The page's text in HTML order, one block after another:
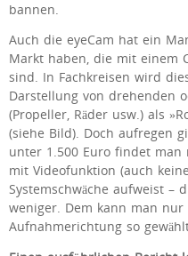
bannen.
Auch die eyeCam hat ein
Markt haben, die mit einem
sind. In Fachkreisen wird
Darstellung von drehenden
(Propeller, Räder usw.) als
(siehe Bild). Doch aufregen
unter 1.500 Euro findet man
mit Videofunktion (auch
Systemschwäche aufweist –
weniger. Dem kann man
Aufnahmerichtung so